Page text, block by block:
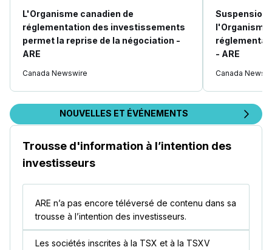
L'Organisme canadien de
réglementation des investissements
permet la reprise de la négociation -
ARE
Canada Newswire
Suspension
l'Organisme
- ARE
Canada
NOUVELLES ET ÉVÉNEMENTS
Trousse d'information à l’intention des
investisseurs
ARE n’a pas encore téléversé de contenu dans sa
trousse à l’intention des investisseurs.
Les sociétés inscrites à la TSX et à la TSXV